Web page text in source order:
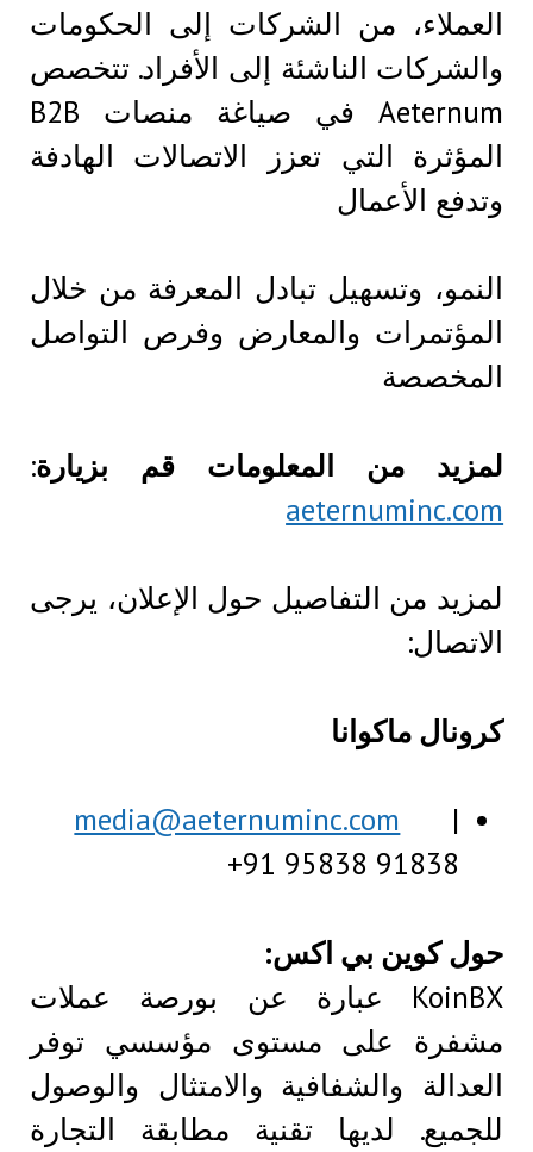
العملاء، من الشركات إلى الحكومات
والشركات الناشئة إلى الأفراد. تتخصص
Aeternum في صياغة منصات B2B
المؤثرة التي تعزز الاتصالات الهادفة
وتدفع الأعمال
النمو، وتسهيل تبادل المعرفة من خلال
المؤتمرات والمعارض وفرص التواصل
المخصصة
لمزيد من المعلومات قم بزيارة:
aeternuminc.com
لمزيد من التفاصيل حول الإعلان، يرجى
الاتصال:
كرونال ماكوانا
media@aeternuminc.com |
+91 95838 91838
حول كوين بي اكس:
KoinBX عبارة عن بورصة عملات
مشفرة على مستوى مؤسسي توفر
العدالة والشفافية والامتثال والوصول
للجميع. لديها تقنية مطابقة التجارة